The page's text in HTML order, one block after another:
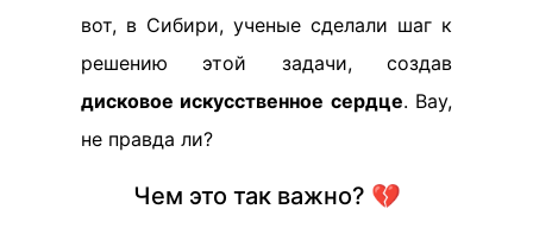
вот, в Сибири, ученые сделали шаг к
решению этой задачи, создав
дисковое искусственное сердце. Вау,
не правда ли?
Чем это так важно? 💔